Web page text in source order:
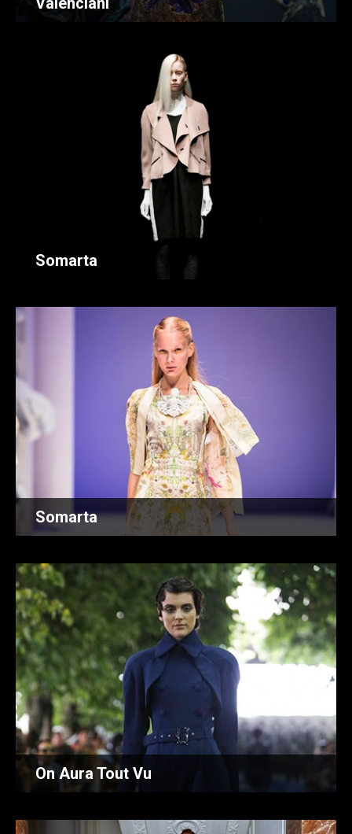
Somarta
Somarta
On Aura Tout Vu